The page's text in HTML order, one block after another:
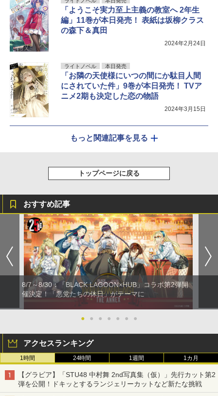
「ようこそ実力至上主義の教室へ 2年生
編」11巻が本日発売！ 表紙は坂柳クラス
の森下＆真田
2024年2月24日
ライトノベル 本日発売
「お隣の天使様にいつの間にか駄目人間
にされていた件」9巻が本日発売！ TVア
ニメ2期も決定した恋の物語
2024年3月15日
もっと関連記事を見る
トップページに戻る
おすすめ記事
8/7～8/30：「BLACK LAGOON×HUB」コラボ第2弾開
催決定！「悪党たちの休日」がテーマに
● ● ● ● ● ● ●
アクセスランキング
1時間 24時間 1週間 1カ月
【グラビア】「STU48 中村舞 2nd写真集（仮）」先行カット第2
弾を公開！ドキッとするランジェリーカットなど新たな挑戦